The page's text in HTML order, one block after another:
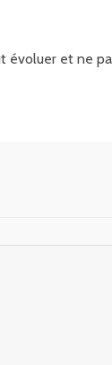
évoluer et ne